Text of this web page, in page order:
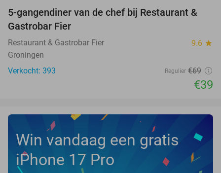
43%
5-gangendiner van de chef bij Restaurant &
Gastrobar Fier
Restaurant & Gastrobar Fier 9.6 star
Groningen
Verkocht: 393
Regulier €69
€39
Win vandaag een gratis
iPhone 17 Pro